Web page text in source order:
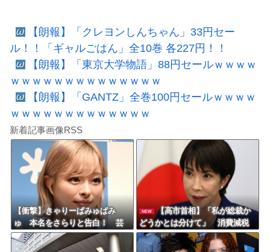
【朗報】「クレヨンしんちゃん」33円セー
ル！！「ギャルごはん」全10巻 各227円！！
【朗報】「東京大学物語」88円セールｗｗｗｗ
ｗｗｗｗｗｗｗｗｗｗｗｗｗｗ
【朗報】「GANTZ」全巻100円セールｗｗｗｗ
ｗｗｗｗｗｗｗｗｗｗｗｗｗ
新着記事画像RSS
【衝撃】きゃりーぱみゅぱみ
ゅ 本名をさらりと告白！ 芸
名の由来も明かす！！
NEW
【高市首相】「私が総裁か
どうかとは分けて」 消費減税
「2年後に私の責任で戻す」発言
を説明